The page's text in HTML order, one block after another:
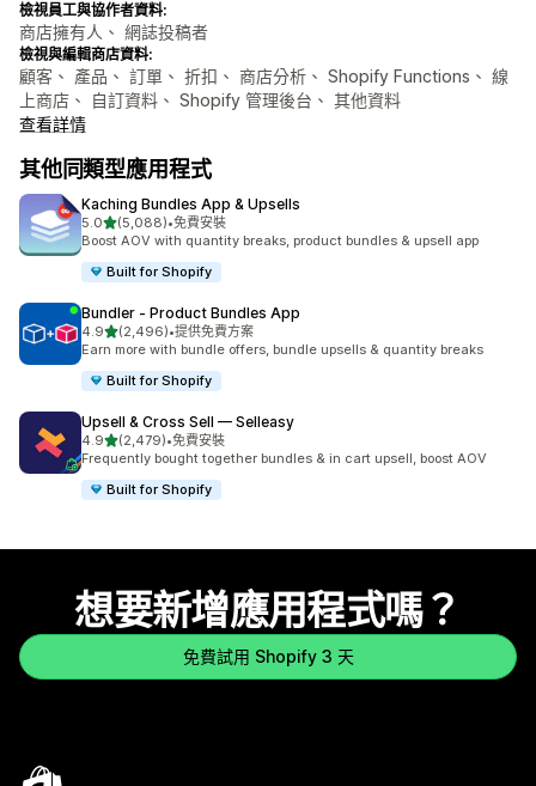
檢視員工與協作者資料:
商店擁有人、 網誌投稿者
檢視與編輯商店資料:
顧客、 產品、 訂單、 折扣、 商店分析、 Shopify Functions、 線
上商店、 自訂資料、 Shopify 管理後台、 其他資料
查看詳情
其他同類型應用程式
Kaching Bundles App & Upsells
5.0滿分 5 顆星
(5,088)
共有 5088 則評價
•免費安裝
Boost AOV with quantity breaks, product bundles & upsell app
Built for Shopify
Bundler ‑ Product Bundles App
4.9滿分 5 顆星
(2,496)
共有 2496 則評價
•提供免費方案
Earn more with bundle offers, bundle upsells & quantity breaks
Built for Shopify
Upsell & Cross Sell — Selleasy
4.9滿分 5 顆星
(2,479)
共有 2479 則評價
•免費安裝
Frequently bought together bundles & in cart upsell, boost AOV
Built for Shopify
想要新增應用程式嗎？
免費試用 Shopify 3 天